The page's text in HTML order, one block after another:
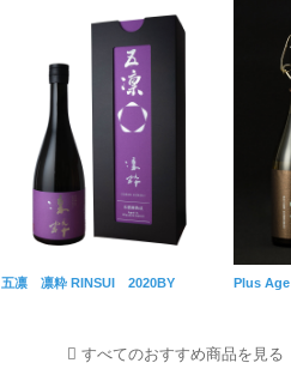
五凛 凛粋 RINSUI 2020BY Plus
すべてのおすすめ商品を見る